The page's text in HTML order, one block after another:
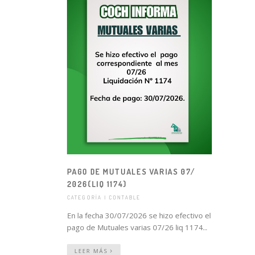
PAGO DE MUTUALES VARIAS 07/
2026(LIQ 1174)
CATEGORÍA | CONTABLE
En la fecha 30/07/2026 se hizo efectivo el
pago de Mutuales varias 07/26 liq 1174...
LEER MÁS